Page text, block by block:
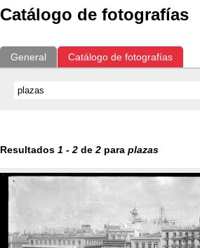
Catálogo de fotografías
General Catálogo de fotografías
Resultados 1 - 2 de 2 para plazas